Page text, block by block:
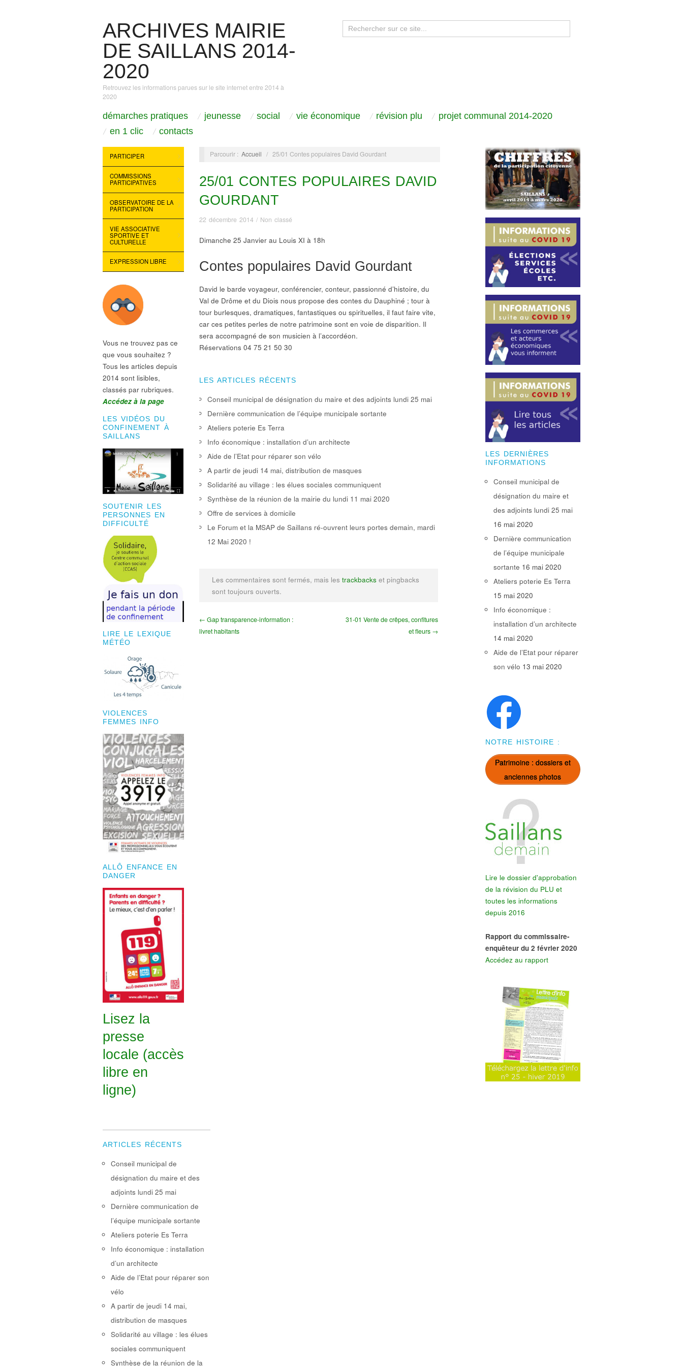
ARCHIVES MAIRIE
DE SAILLANS 2014-
2020
Retrouvez les informations parues sur le site internet entre 2014 à
2020
démarches pratiques jeunesse social vie économique révision plu
projet communal 2014-2020
en 1 clic
contacts
PARTICIPER
COMMISSIONS
PARTICIPATIVES
OBSERVATOIRE DE LA
PARTICIPATION
VIE ASSOCIATIVE
SPORTIVE ET
CULTURELLE
EXPRESSION LIBRE
Vous ne trouvez pas ce
que vous souhaitez ?
Tous les articles depuis
2014 sont lisibles,
classés par rubriques.
Accédez à la page
LES VIDÉOS DU
CONFINEMENT À
SAILLANS
SOUTENIR LES
PERSONNES EN
DIFFICULTÉ
LIRE LE LEXIQUE
MÉTÉO
VIOLENCES
FEMMES INFO
ALLÔ ENFANCE EN
DANGER
Lisez la
presse
locale (accès
libre en
ligne)
Parcourir : Accueil / 25/01 Contes populaires David Gourdant
25/01 CONTES POPULAIRES DAVID
GOURDANT
22 décembre 2014 / Non classé
Dimanche 25 Janvier au Louis XI à 18h
Contes populaires David Gourdant
David le barde voyageur, conférencier, conteur, passionné d’histoire, du
Val de Drôme et du Diois nous propose des contes du Dauphiné ; tour à
tour burlesques, dramatiques, fantastiques ou spirituelles, il faut faire vite,
car ces petites perles de notre patrimoine sont en voie de disparition. Il
sera accompagné de son musicien à l’accordéon.
Réservations 04 75 21 50 30
LES ARTICLES RÉCENTS
Conseil municipal de désignation du maire et des adjoints lundi 25 mai
Dernière communication de l’équipe municipale sortante
Ateliers poterie Es Terra
Info économique : installation d’un architecte
Aide de l’Etat pour réparer son vélo
A partir de jeudi 14 mai, distribution de masques
Solidarité au village : les élues sociales communiquent
Synthèse de la réunion de la mairie du lundi 11 mai 2020
Offre de services à domicile
Le Forum et la MSAP de Saillans ré-ouvrent leurs portes demain, mardi
12 Mai 2020 !
Les commentaires sont fermés, mais les trackbacks et pingbacks
sont toujours ouverts.
← Gap transparence-information :
livret habitants
31-01 Vente de crêpes, confitures
et fleurs →
LES DERNIÈRES
INFORMATIONS
Conseil municipal de
désignation du maire et
des adjoints lundi 25 mai
16 mai 2020
Dernière communication
de l’équipe municipale
sortante 16 mai 2020
Ateliers poterie Es Terra
15 mai 2020
Info économique :
installation d’un architecte
14 mai 2020
Aide de l’Etat pour réparer
son vélo 13 mai 2020
NOTRE HISTOIRE :
Patrimoine : dossiers et
anciennes photos
Lire le dossier d'approbation
de la révision du PLU et
toutes les informations
depuis 2016
Rapport du commissaire-
enquêteur du 2 février 2020
Accédez au rapport
ARTICLES RÉCENTS
Conseil municipal de
désignation du maire et des
adjoints lundi 25 mai
Dernière communication de
l’équipe municipale sortante
Ateliers poterie Es Terra
Info économique : installation
d’un architecte
Aide de l’Etat pour réparer son
vélo
A partir de jeudi 14 mai,
distribution de masques
Solidarité au village : les élues
sociales communiquent
Synthèse de la réunion de la